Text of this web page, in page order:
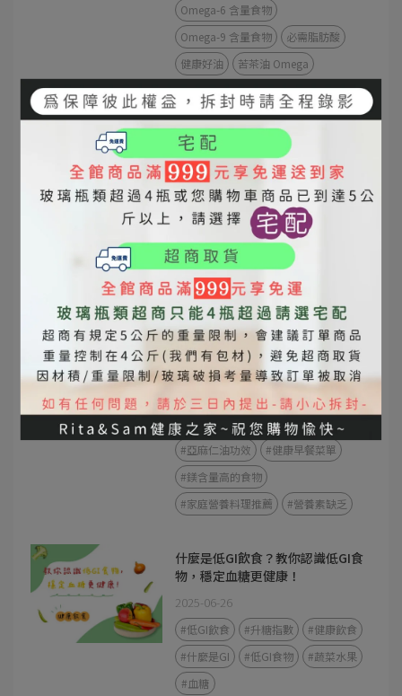
Omega-6 含量食物
Omega-9 含量食物
必需脂肪酸
健康好油
苦茶油 Omega
苦茶油 vs 橄欖油差異｜發煙點、
營養價值、料理方式完整解析
2025-09-04
#苦茶油
#橄欖油
苦茶油 vs 橄欖油
苦茶油與橄欖油差異
苦茶油功效
橄欖油功效
苦茶油營養價值
橄欖油營養價值
東方橄欖油
全家人常常累？搞不好不是缺睡，
是缺這幾樣營養素！
2025-06-30
#植物性補鐵食物
#苦茶油營養
#亞麻仁油功效
#健康早餐菜單
#鎂含量高的食物
#家庭營養料理推薦
#營養素缺乏
什麼是低GI飲食？教你認識低GI食
物，穩定血糖更健康！
2025-06-26
#低GI飲食 #升糖指數
#健康飲食
#什麼是GI
#低GI食物
#蔬菜水果
#血糖